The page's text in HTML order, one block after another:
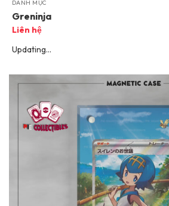
DANH MỤC
Greninja
Liên hệ
Updating…